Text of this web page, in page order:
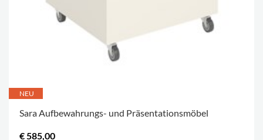
NEU
Sara Aufbewahrungs- und Präsentationsmöbel
€ 585,00